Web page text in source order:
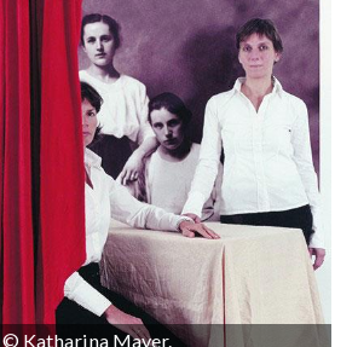
© Katharina Mayer.